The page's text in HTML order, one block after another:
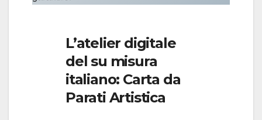
L’atelier digitale
del su misura
italiano: Carta da
Parati Artistica